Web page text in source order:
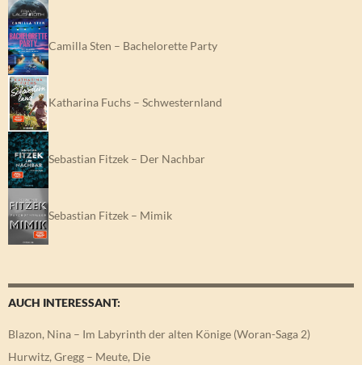
Camilla Sten – Bachelorette Party
Katharina Fuchs – Schwesternland
Sebastian Fitzek – Der Nachbar
Sebastian Fitzek – Mimik
AUCH INTERESSANT:
Blazon, Nina – Im Labyrinth der alten Könige (Woran-Saga 2)
Hurwitz, Gregg – Meute, Die